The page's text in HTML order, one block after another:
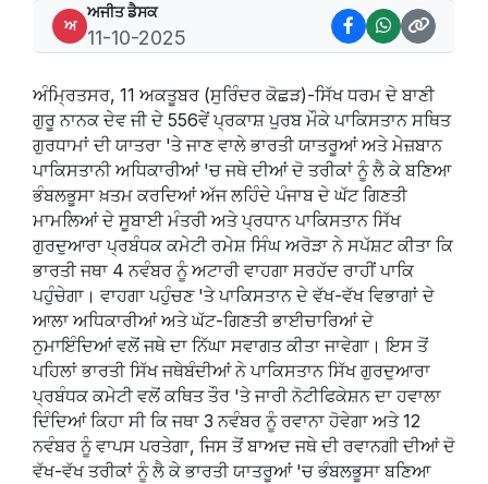
ਅ
ਅਜੀਤ ਡੈਸਕ
11-10-2025
ਅੰਮ੍ਰਿਤਸਰ, 11 ਅਕਤੂਬਰ (ਸੁਰਿੰਦਰ ਕੋਛੜ)-ਸਿੱਖ ਧਰਮ ਦੇ ਬਾਣੀ
ਗੁਰੂ ਨਾਨਕ ਦੇਵ ਜੀ ਦੇ 556ਵੇਂ ਪ੍ਰਕਾਸ਼ ਪੁਰਬ ਮੌਕੇ ਪਾਕਿਸਤਾਨ ਸਥਿਤ
ਗੁਰਧਾਮਾਂ ਦੀ ਯਾਤਰਾ 'ਤੇ ਜਾਣ ਵਾਲੇ ਭਾਰਤੀ ਯਾਤਰੂਆਂ ਅਤੇ ਮੇਜ਼ਬਾਨ
ਪਾਕਿਸਤਾਨੀ ਅਧਿਕਾਰੀਆਂ 'ਚ ਜਥੇ ਦੀਆਂ ਦੋ ਤਰੀਕਾਂ ਨੂੰ ਲੈ ਕੇ ਬਣਿਆ
ਭੰਬਲਭੂਸਾ ਖ਼ਤਮ ਕਰਦਿਆਂ ਅੱਜ ਲਹਿੰਦੇ ਪੰਜਾਬ ਦੇ ਘੱਟ ਗਿਣਤੀ
ਮਾਮਲਿਆਂ ਦੇ ਸੂਬਾਈ ਮੰਤਰੀ ਅਤੇ ਪ੍ਰਧਾਨ ਪਾਕਿਸਤਾਨ ਸਿੱਖ
ਗੁਰਦੁਆਰਾ ਪ੍ਰਬੰਧਕ ਕਮੇਟੀ ਰਮੇਸ਼ ਸਿੰਘ ਅਰੋੜਾ ਨੇ ਸਪੱਸ਼ਟ ਕੀਤਾ ਕਿ
ਭਾਰਤੀ ਜਥਾ 4 ਨਵੰਬਰ ਨੂੰ ਅਟਾਰੀ ਵਾਹਗਾ ਸਰਹੱਦ ਰਾਹੀਂ ਪਾਕਿ
ਪਹੁੰਚੇਗਾ। ਵਾਹਗਾ ਪਹੁੰਚਣ 'ਤੇ ਪਾਕਿਸਤਾਨ ਦੇ ਵੱਖ-ਵੱਖ ਵਿਭਾਗਾਂ ਦੇ
ਆਲਾ ਅਧਿਕਾਰੀਆਂ ਅਤੇ ਘੱਟ-ਗਿਣਤੀ ਭਾਈਚਾਰਿਆਂ ਦੇ
ਨੁਮਾਇੰਦਿਆਂ ਵਲੋਂ ਜਥੇ ਦਾ ਨਿੱਘਾ ਸਵਾਗਤ ਕੀਤਾ ਜਾਵੇਗਾ। ਇਸ ਤੋਂ
ਪਹਿਲਾਂ ਭਾਰਤੀ ਸਿੱਖ ਜਥੇਬੰਦੀਆਂ ਨੇ ਪਾਕਿਸਤਾਨ ਸਿੱਖ ਗੁਰਦੁਆਰਾ
ਪ੍ਰਬੰਧਕ ਕਮੇਟੀ ਵਲੋਂ ਕਥਿਤ ਤੌਰ 'ਤੇ ਜਾਰੀ ਨੋਟੀਫਿਕੇਸ਼ਨ ਦਾ ਹਵਾਲਾ
ਦਿੰਦਿਆਂ ਕਿਹਾ ਸੀ ਕਿ ਜਥਾ 3 ਨਵੰਬਰ ਨੂੰ ਰਵਾਨਾ ਹੋਵੇਗਾ ਅਤੇ 12
ਨਵੰਬਰ ਨੂੰ ਵਾਪਸ ਪਰਤੇਗਾ, ਜਿਸ ਤੋਂ ਬਾਅਦ ਜਥੇ ਦੀ ਰਵਾਨਗੀ ਦੀਆਂ ਦੋ
ਵੱਖ-ਵੱਖ ਤਰੀਕਾਂ ਨੂੰ ਲੈ ਕੇ ਭਾਰਤੀ ਯਾਤਰੂਆਂ 'ਚ ਭੰਬਲਭੂਸਾ ਬਣਿਆ